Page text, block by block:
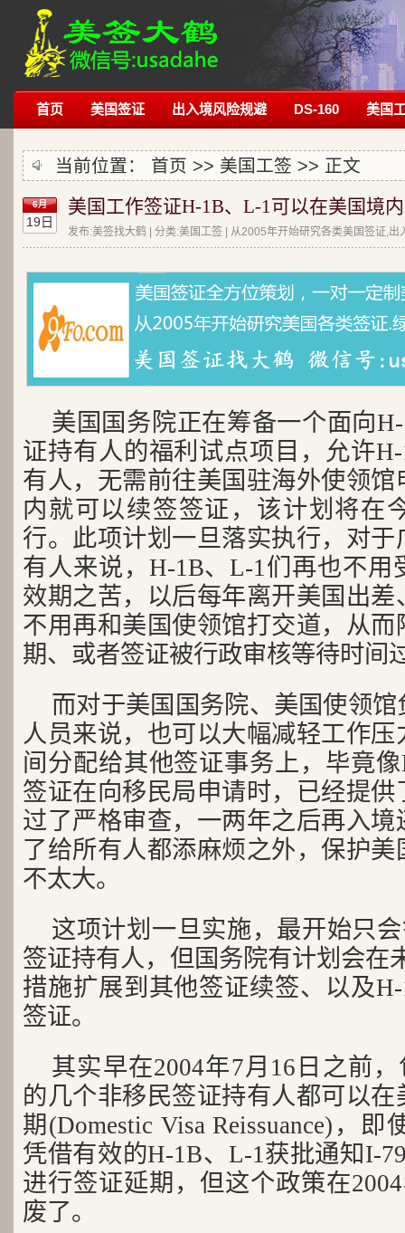
首页 美国签证 出入境风险规避 DS-160 美国
当前位置： 首页 >> 美国工签 >> 正文
6月
19日
美国工作签证H-1B、L-1可以在美国境
发布:美签找大鹤 | 分类:美国工签 | 从2005年开始研究各类美国签证,出
美国国务院正在筹备一个面向
证持有人的福利试点项目，允许
有人，无需前往美国驻海外使领
内就可以续签签证，该计划将在
行。此项计划一旦落实执行，对
有人来说，H-1B、L-1们再也不用
效期之苦，以后每年离开美国出
不用再和美国使领馆打交道，从
期、或者签证被行政审核等待时间
而对于美国国务院、美国使领
人员来说，也可以大幅减轻工作
间分配给其他签证事务上，毕竟
签证在向移民局申请时，已经提
过了严格审查，一两年之后再入
了给所有人都添麻烦之外，保护
不太大。
这项计划一旦实施，最开始只
签证持有人，但国务院有计划会在
措施扩展到其他签证续签、以及
签证。
其实早在2004年7月16日之前
的几个非移民签证持有人都可以
期(Domestic Visa Reissuance)，
凭借有效的H-1B、L-1获批通知I-
进行签证延期，但这个政策在
废了。